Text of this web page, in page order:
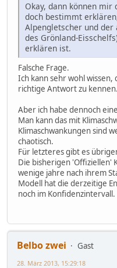
Okay, dann können
doch bestimmt
Alpengletscher und der
des Grönland-
erklären ist.
Falsche Frage.
Ich kann sehr wohl wissen,
richtige Antwort zu kennen.
Aber ich habe dennoch
Man kann das mit
Klimaschwankungen sind
chaotisch.
Für letzteres gibt es
Die bisherigen 'Offiziellen'
wenige jahre nach ihrem
Modell hat die derzeitige
noch im Konfidenzintervall.
Belbo zwei
Gast
28. März 2013, 15:29:18